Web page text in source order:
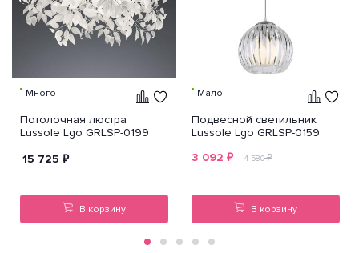
Много
Потолочная люстра
Lussole Lgo GRLSP-0199
15 725 ₽
В корзину
Мало
Подвесной светильник
Lussole Lgo GRLSP-0159
3 092 ₽ 4 580₽
В корзину